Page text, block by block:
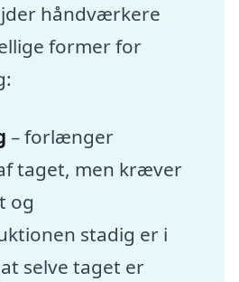
håndværkere
former for
– forlænger
taget, men kræver
og
stadig er i
selve taget er